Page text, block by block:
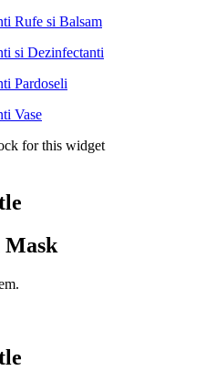
Rufe si Balsam
si Dezinfectanti
Pardoseli
Vase
for this widget